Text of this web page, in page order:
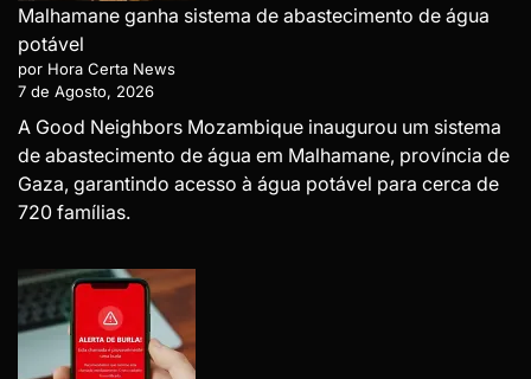
Malhamane ganha sistema de abastecimento de água
potável
por Hora Certa News
7 de Agosto, 2026
A Good Neighbors Mozambique inaugurou um sistema
de abastecimento de água em Malhamane, província de
Gaza, garantindo acesso à água potável para cerca de
720 famílias.